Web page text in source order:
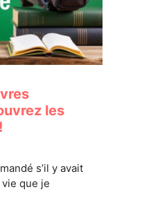
les
s’il y avait
que je